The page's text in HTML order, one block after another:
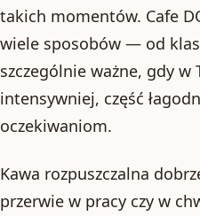
takich momentów. Cafe
wiele sposobów — od
szczególnie ważne, gdy
intensywniej, część
oczekiwaniom.
Kawa rozpuszczalna
przerwie w pracy czy w